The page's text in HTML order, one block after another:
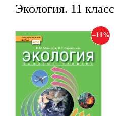
Экология. 11 класс
11